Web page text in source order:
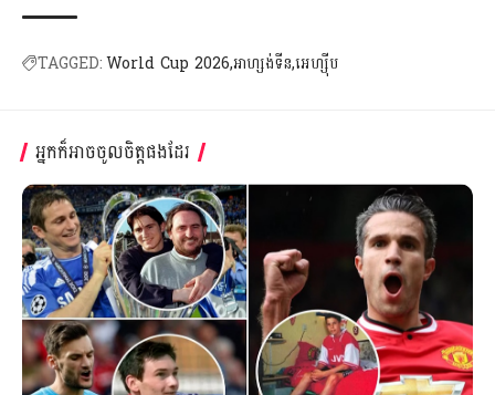
TAGGED:World Cup 2026អាហ្សង់ទីនអេហ្ស៊ីប
អ្នកក៏អាចចូលចិត្តផងដែរ